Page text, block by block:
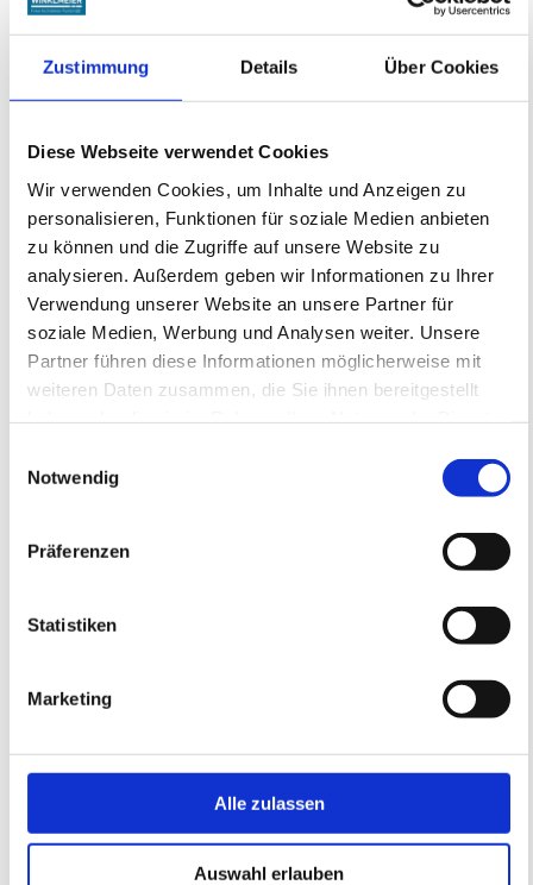
Zustimmung Details Über Cookies
Diese Webseite verwendet Cookies
Wir verwenden Cookies, um Inhalte und Anzeigen zu
personalisieren, Funktionen für soziale Medien anbieten
zu können und die Zugriffe auf unsere Website zu
analysieren. Außerdem geben wir Informationen zu Ihrer
Verwendung unserer Website an unsere Partner für
soziale Medien, Werbung und Analysen weiter. Unsere
Partner führen diese Informationen möglicherweise mit
weiteren Daten zusammen, die Sie ihnen bereitgestellt
Notwendig
Präferenzen
Statistiken
Marketing
Alle zulassen
Auswahl erlauben
Sonder- und Verwaltungsbauten
bis hin zur Ausführung in optimierter
Ausführungsqualität, ist unsere Maxime.
arrow_forward
Ebenfalls zu unserem Portfolio gehören
und historischen Anlagen.
arrow_forward